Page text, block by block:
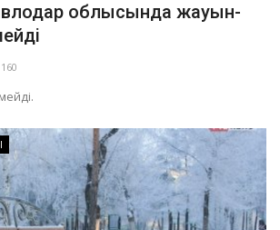
облысында жауын-
160